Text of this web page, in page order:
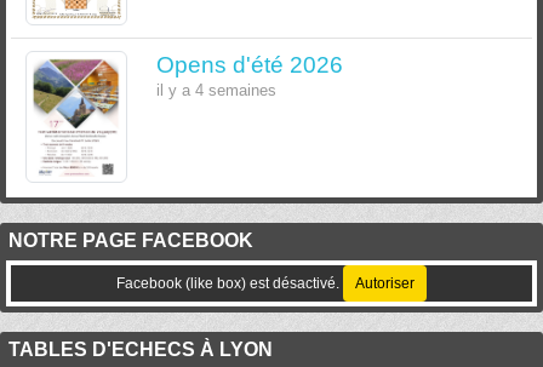
Opens d'été 2026
il y a 4 semaines
NOTRE PAGE FACEBOOK
Facebook (like box) est désactivé. Autoriser
TABLES D'ECHECS À LYON